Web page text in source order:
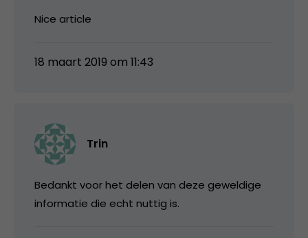
Nice article
18 maart 2019 om 11:43
Trin
Bedankt voor het delen van deze geweldige
informatie die echt nuttig is.